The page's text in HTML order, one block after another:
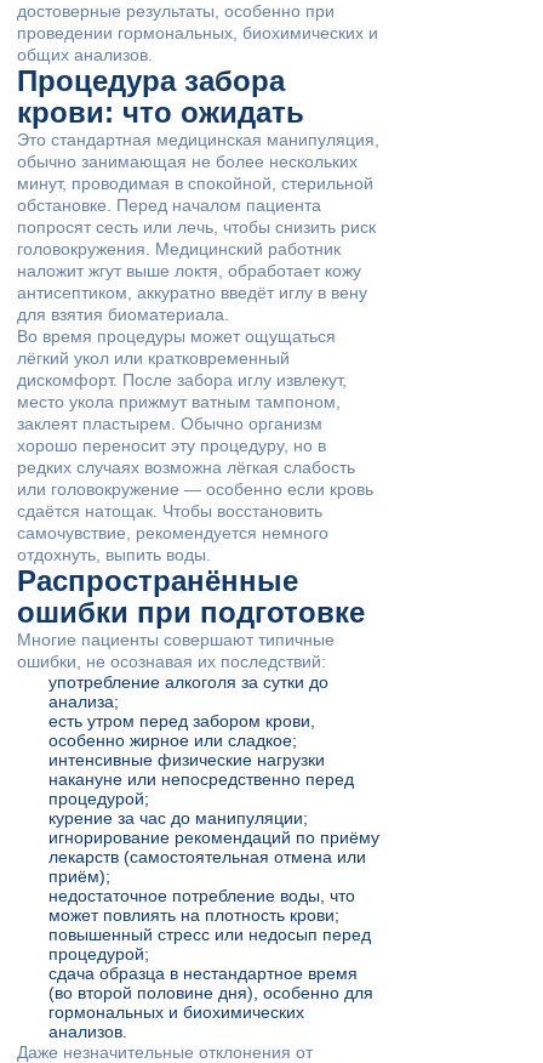
достоверные результаты, особенно при
проведении гормональных, биохимических и
общих анализов.
Процедура забора
крови: что ожидать
Это стандартная медицинская манипуляция,
обычно занимающая не более нескольких
минут, проводимая в спокойной, стерильной
обстановке. Перед началом пациента
попросят сесть или лечь, чтобы снизить риск
головокружения. Медицинский работник
наложит жгут выше локтя, обработает кожу
антисептиком, аккуратно введёт иглу в вену
для взятия биоматериала.
Во время процедуры может ощущаться
лёгкий укол или кратковременный
дискомфорт. После забора иглу извлекут,
место укола прижмут ватным тампоном,
заклеят пластырем. Обычно организм
хорошо переносит эту процедуру, но в
редких случаях возможна лёгкая слабость
или головокружение — особенно если кровь
сдаётся натощак. Чтобы восстановить
самочувствие, рекомендуется немного
отдохнуть, выпить воды.
Распространённые
ошибки при подготовке
Многие пациенты совершают типичные
ошибки, не осознавая их последствий:
употребление алкоголя за сутки до
анализа;
есть утром перед забором крови,
особенно жирное или сладкое;
интенсивные физические нагрузки
накануне или непосредственно перед
процедурой;
курение за час до манипуляции;
игнорирование рекомендаций по приёму
лекарств (самостоятельная отмена или
приём);
недостаточное потребление воды, что
может повлиять на плотность крови;
повышенный стресс или недосып перед
процедурой;
сдача образца в нестандартное время
(во второй половине дня), особенно для
гормональных и биохимических
анализов.
Даже незначительные отклонения от